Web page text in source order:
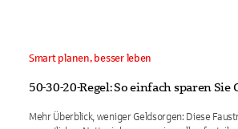
Smart planen, besser leben
50-30-20-Regel: So einfach sparen Sie
Mehr Überblick, weniger Geldsorgen: Diese